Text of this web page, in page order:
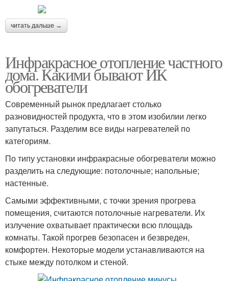
читать дальше →
Инфракрасное отопление частного
дома. Какими бывают ИК
обогреватели
Современный рынок предлагает столько
разновидностей продукта, что в этом изобилии легко
запутаться. Разделим все виды нагревателей по
категориям.
По типу установки инфракрасные обогреватели можно
разделить на следующие: потолочные; напольные;
настенные.
Самыми эффективными, с точки зрения прогрева
помещения, считаются потолочные нагреватели. Их
излучение охватывает практически всю площадь
комнаты. Такой прогрев безопасен и безвреден,
комфортен. Некоторые модели устанавливаются на
стыке между потолком и стеной.